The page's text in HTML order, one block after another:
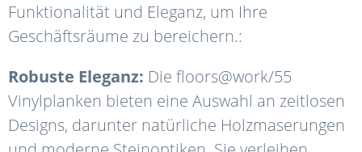
Funktionalität und Eleganz, um Ihre
Geschäftsräume zu bereichern.:
Robuste Eleganz: Die floors@work/55
Vinylplanken bieten eine Auswahl an zeitlosen
Designs, darunter natürliche Holzmaserungen